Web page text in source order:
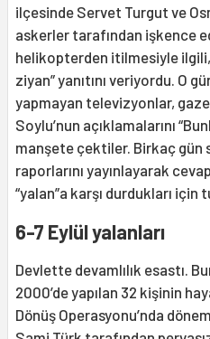
ilçesinde Servet Turgut ve
askerler tarafından işkence
helikopterden itilmesiyle ilgili,
ziyan” yanıtını veriyordu. O
yapmayan televizyonlar,
Soylu’nun açıklamalarını
manşete çektiler. Birkaç
raporlarını yayınlayarak
“yalan”a karşı durdukları için
6-7 Eylül yalanları
Devlette devamlılık esastı.
2000’de yapılan 32 kişinin
Dönüş Operasyonu’nda